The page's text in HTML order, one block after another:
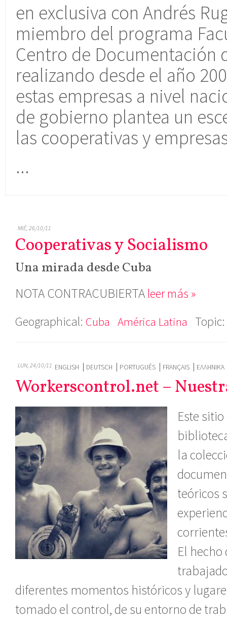
en exclusiva con Andrés
miembro del programa
Centro de Documentación
realizando desde el año
estas empresas a nivel
de gobierno plantea un
las cooperativas y
...
MIÉ, 26/10/11
Cooperativas y Socialismo
Una mirada desde Cuba
NOTA CONTRACUBIERTAleer más »
Geographical: Cuba América Latina Topic:
LUN, 24/10/11 ENGLISH DEUTSCH PORTUGUÊS FRANÇAIS ΕΛΛΗΝΙΚΆ
Workerscontrol.net –
Este
la
teóricos
El hecho
diferentes momentos históricos y
tomado el control, de su entorno de